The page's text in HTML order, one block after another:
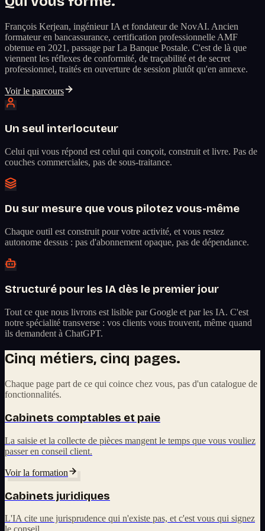
François Kerjean, ingénieur IA et fondateur de NovAI. Ancien
formateur en bancassurance, certification professionnelle AMF
obtenue en 2021, passage par La Banque Postale. C'est de là que
viennent les réflexes de conformité, de traçabilité et de secret
professionnel, traités en ouverture de session plutôt qu'en annexe.
Voir le parcours
Un seul interlocuteur
Celui qui vous répond est celui qui conçoit, construit et livre. Pas de
couches commerciales, pas de sous-traitance.
Du sur mesure que vous pilotez vous-même
Chaque outil est construit pour votre activité, et vous restez
autonome dessus : pas d'abonnement opaque, pas de dépendance.
Structuré pour les IA dès le premier jour
Tout ce que nous livrons est lisible par Google et par les IA. C'est
notre spécialité transverse : vos clients vous trouvent, même quand
ils demandent à ChatGPT.
Cinq métiers, cinq pages.
Chaque page part de ce qui coince chez vous, pas d'un catalogue de
fonctionnalités.
Cabinets comptables et paie
La saisie et la collecte de pièces mangent le temps que vous vouliez
passer en conseil client.
Voir la formation
Cabinets juridiques
L'IA cite une jurisprudence qui n'existe pas, et c'est vous qui signez